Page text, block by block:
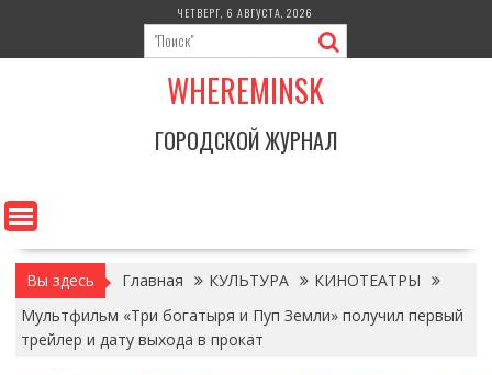
содержимому
ЧЕТВЕРГ, 6 АВГУСТА, 2026
WHEREMINSK
ГОРОДСКОЙ ЖУРНАЛ
Вы здесь Главная КУЛЬТУРА
КИНОТЕАТРЫ
Мультфильм «Три богатыря и Пуп Земли» получил первый
трейлер и дату выхода в прокат